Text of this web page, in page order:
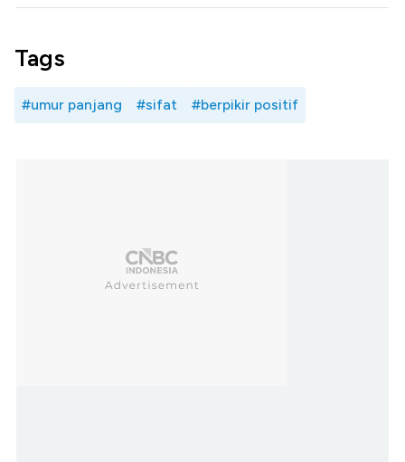
Tags
#umur panjang #sifat #berpikir positif